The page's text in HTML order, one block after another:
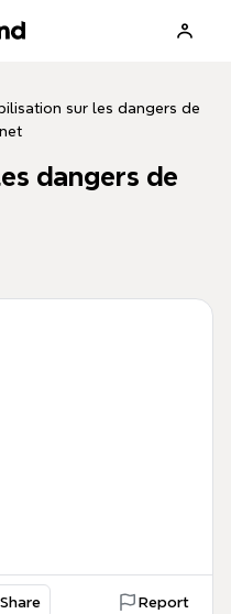
sur les dangers de
dangers de
Share Report